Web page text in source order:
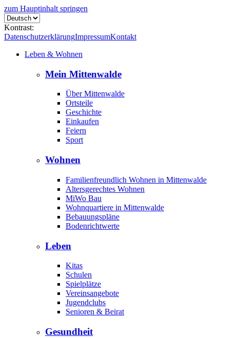
zum Hauptinhalt springen
Kontrast:
DatenschutzerklärungImpressumKontakt
Leben & Wohnen
Mein Mittenwalde
Über Mittenwalde
Ortsteile
Geschichte
Einkaufen
Feiern
Sport
Wohnen
Familienfreundlich Wohnen in Mittenwalde
Altersgerechtes Wohnen
MiWo Bau
Wohnquartiere in Mittenwalde
Bebauungspläne
Bodenrichtwerte
Leben
Kitas
Schulen
Spielplätze
Vereinsangebote
Jugendclubs
Senioren & Beirat
Gesundheit